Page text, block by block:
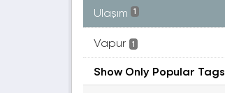
Ulaşım 1
Vapur 1
Show Only Popular Tags